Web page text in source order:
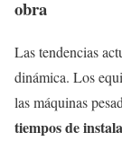
obra
Las tendencias
dinámica. Los
las máquinas
tiempos de